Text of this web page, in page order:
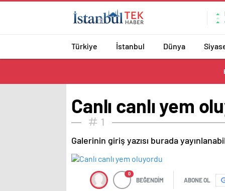
Türkiye İstanbul Dünya
Canlı canlı yem
1
Galerinin giriş yazısı burada
0
BEĞENDİM ABONE OL